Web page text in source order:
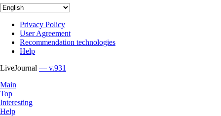
Privacy Policy
User Agreement
Recommendation technologies
Help
LiveJournal — v.931
Main
Top
Interesting
Help